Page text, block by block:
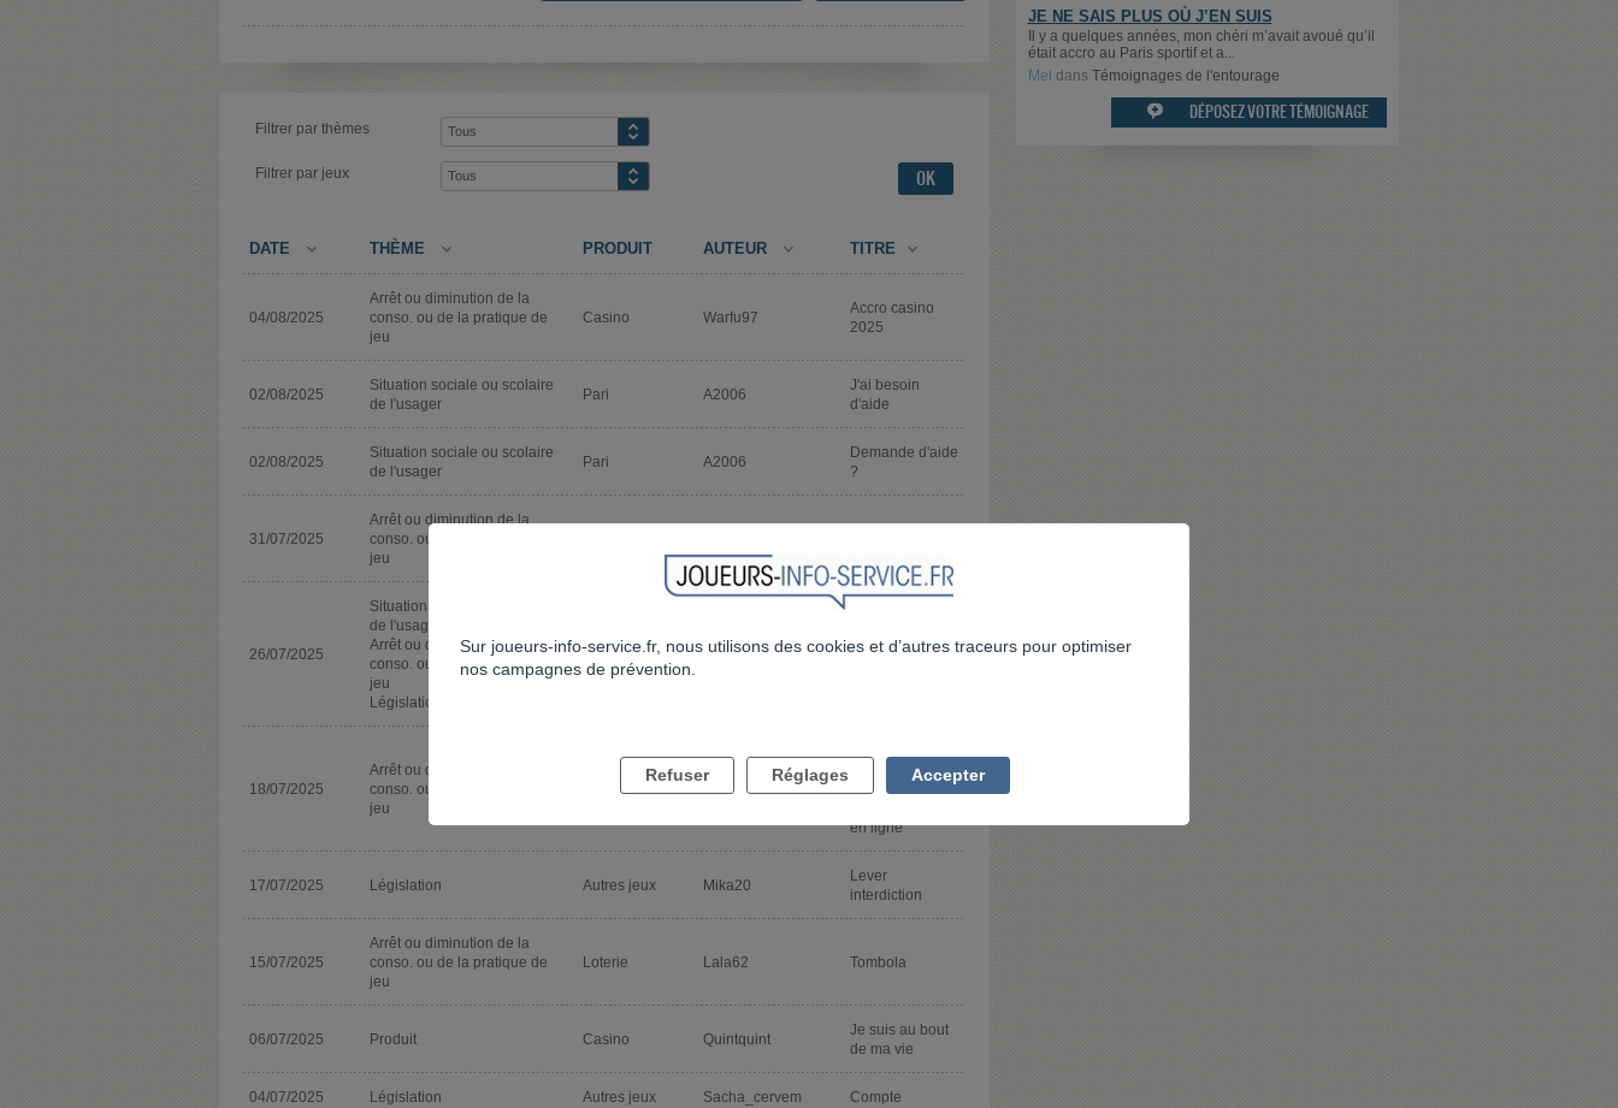
Filtrer par thèmes
Filtrer par jeux
DATE THÈME PRODUIT AUTEUR TITRE
04/08/2025
Arrêt ou diminution de la
conso. ou de la pratique de
jeu
Casino Warfu97
Accro casino
2025
02/08/2025
Situation sociale ou scolaire
de l'usager
Pari A2006
J'ai besoin
d'aide
02/08/2025
Situation sociale ou scolaire
de l'usager
Pari A2006
Demande d'aide
?
31/07/2025
Arrêt ou diminution de la
conso. ou de la pratique de
jeu
26/07/2025
Situation sociale ou scolaire
de l'usager
Arrêt ou diminution de la
conso. ou de la pratique de
jeu
Législation
Pari Lasoeurquisinquiete
Mon frère est
18/07/2025
Arrêt ou diminution de la
conso. ou de la pratique de
jeu
Autres jeux Julietteenprovence
n’arrive pas à
s’arrêter de
en ligne
17/07/2025 Législation Autres jeux Mika20
Lever
interdiction
15/07/2025
Arrêt ou diminution de la
conso. ou de la pratique de
jeu
Loterie Lala62 Tombola
06/07/2025 Produit Casino Quintquint
Je suis au bout
de ma vie
04/07/2025 Législation Autres jeux Sacha_cervem Compte
JE NE SAIS PLUS OÙ J’EN SUIS
Il y a quelques années, mon chéri m’avait avoué qu’il
était accro au Paris sportif et a...
Mel dans Témoignages de l'entourage
 DÉPOSEZ VOTRE TÉMOIGNAGE
Sur joueurs-info-service.fr, nous utilisons des cookies et d’autres traceurs pour optimiser
nos campagnes de prévention.
Refuser Réglages Accepter